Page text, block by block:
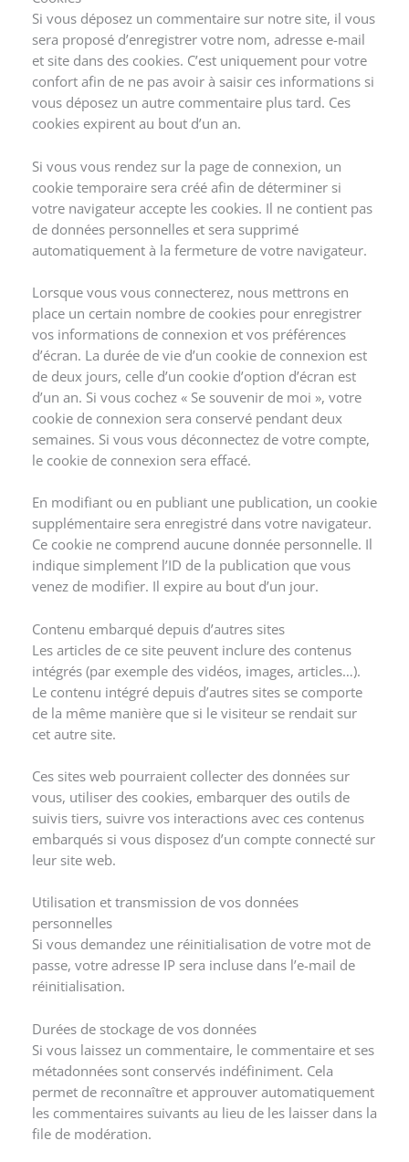
Si vous déposez un commentaire sur notre site, il vous
sera proposé d’enregistrer votre nom, adresse e-mail
et site dans des cookies. C’est uniquement pour votre
confort afin de ne pas avoir à saisir ces informations si
vous déposez un autre commentaire plus tard. Ces
cookies expirent au bout d’un an.
Si vous vous rendez sur la page de connexion, un
cookie temporaire sera créé afin de déterminer si
votre navigateur accepte les cookies. Il ne contient pas
de données personnelles et sera supprimé
automatiquement à la fermeture de votre navigateur.
Lorsque vous vous connecterez, nous mettrons en
place un certain nombre de cookies pour enregistrer
vos informations de connexion et vos préférences
d’écran. La durée de vie d’un cookie de connexion est
de deux jours, celle d’un cookie d’option d’écran est
d’un an. Si vous cochez « Se souvenir de moi », votre
cookie de connexion sera conservé pendant deux
semaines. Si vous vous déconnectez de votre compte,
le cookie de connexion sera effacé.
En modifiant ou en publiant une publication, un cookie
supplémentaire sera enregistré dans votre navigateur.
Ce cookie ne comprend aucune donnée personnelle. Il
indique simplement l’ID de la publication que vous
venez de modifier. Il expire au bout d’un jour.
Contenu embarqué depuis d’autres sites
Les articles de ce site peuvent inclure des contenus
intégrés (par exemple des vidéos, images, articles…).
Le contenu intégré depuis d’autres sites se comporte
de la même manière que si le visiteur se rendait sur
cet autre site.
Ces sites web pourraient collecter des données sur
vous, utiliser des cookies, embarquer des outils de
suivis tiers, suivre vos interactions avec ces contenus
embarqués si vous disposez d’un compte connecté sur
leur site web.
Utilisation et transmission de vos données
personnelles
Si vous demandez une réinitialisation de votre mot de
passe, votre adresse IP sera incluse dans l’e-mail de
réinitialisation.
Durées de stockage de vos données
Si vous laissez un commentaire, le commentaire et ses
métadonnées sont conservés indéfiniment. Cela
permet de reconnaître et approuver automatiquement
les commentaires suivants au lieu de les laisser dans la
file de modération.